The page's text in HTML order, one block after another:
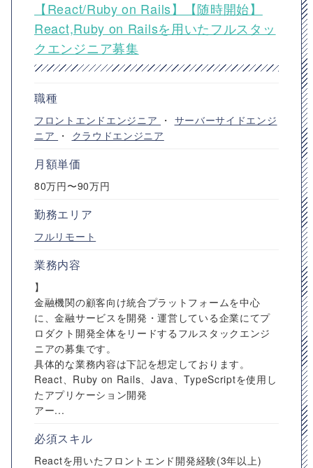
【React/Ruby on Rails】【随時開始】
React,Ruby on Railsを用いたフルスタッ
クエンジニア募集
職種
フロントエンドエンジニア ・ サーバーサイドエンジ
ニア ・ クラウドエンジニア
月額単価
80万円〜90万円
勤務エリア
フルリモート
業務内容
】
金融機関の顧客向け統合プラットフォームを中心
に、金融サービスを開発・運営している企業にてプ
ロダクト開発全体をリードするフルスタックエンジ
ニアの募集です。
具体的な業務内容は下記を想定しております。
React、Ruby on Rails、Java、TypeScriptを使用し
たアプリケーション開発
アー...
必須スキル
Reactを用いたフロントエンド開発経験(3年以上)